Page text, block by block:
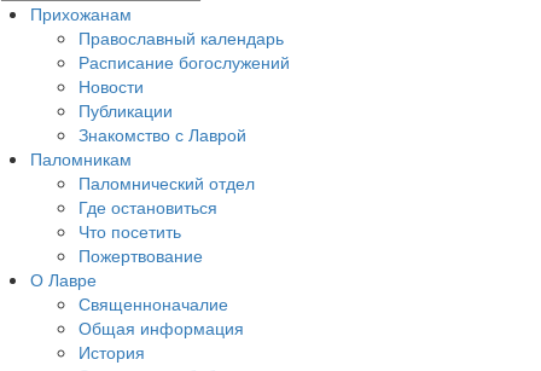
Прихожанам
Православный календарь
Расписание богослужений
Новости
Публикации
Знакомство с Лаврой
Паломникам
Паломнический отдел
Где остановиться
Что посетить
Пожертвование
О Лавре
Священноначалие
Общая информация
История